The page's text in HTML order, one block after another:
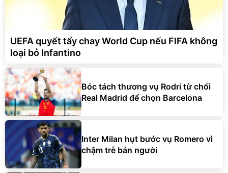
UEFA quyết tẩy chay World Cup nếu FIFA không
loại bỏ Infantino
Bóc tách thương vụ Rodri từ chối
Real Madrid để chọn Barcelona
Inter Milan hụt bước vụ Romero vì
chậm trễ bán người